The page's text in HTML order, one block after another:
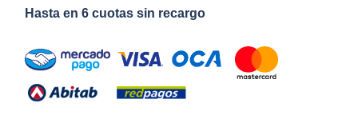
Hasta en 6 cuotas sin recargo